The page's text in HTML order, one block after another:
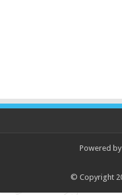
Powered by
© Copyright